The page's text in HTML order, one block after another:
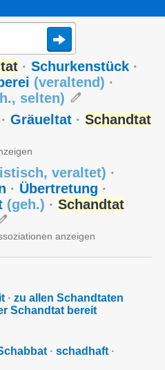
· Schurkenstück ·
(veraltend) ·
, selten)
· Gräueltat · Schandtat
, veraltet) ·
· Übertretung ·
(geh.) · Schandtat
anzeigen
· zu allen Schandtaten
Schandtat bereit
· schadhaft ·